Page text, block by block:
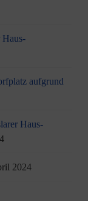
Haus-
aufgrund
Haus-
2024